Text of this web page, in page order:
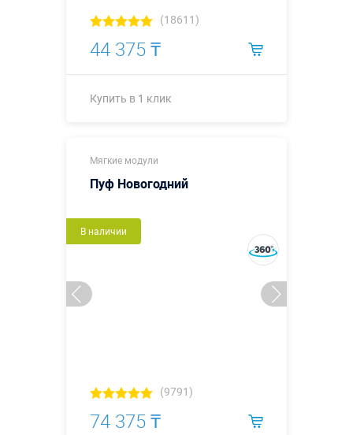
(18611)
44 375 ₸
Купить в 1 клик
Мягкие модули
Пуф Новогодний
В наличии
(9791)
74 375 ₸